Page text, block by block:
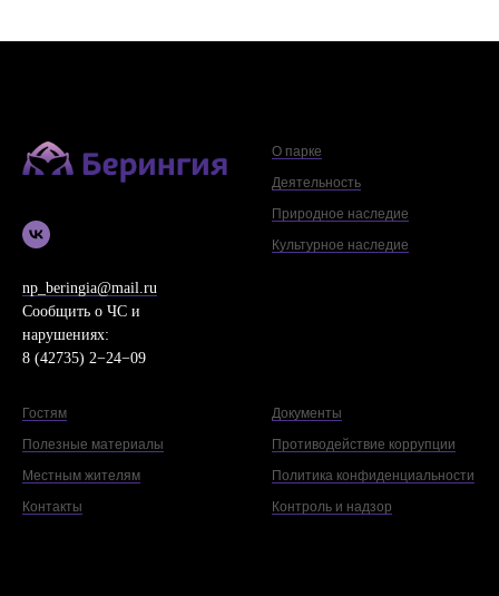
np_beringia@mail.ru
Сообщить о ЧС и
нарушениях:
8 (42735) 2−24−09
О парке
Деятельность
Природное наследие
Культурное наследие
Гостям
Полезные материалы
Местным жителям
Контакты
Документы
Противодействие коррупции
Политика конфиденциальности
Контроль и надзор